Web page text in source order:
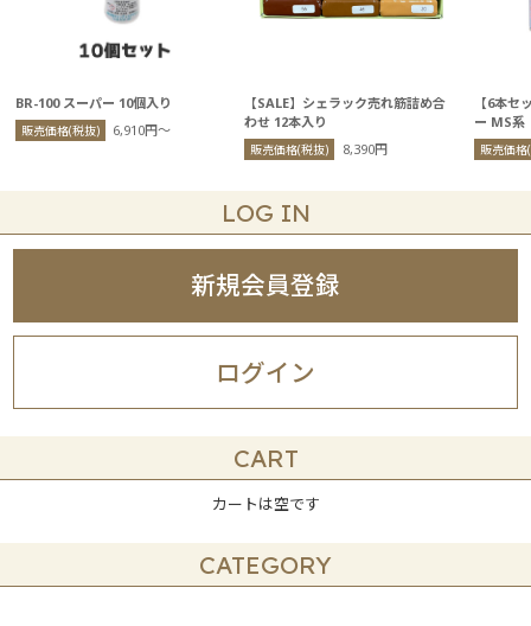
BR-100 スーパー 10個入り
販売価格(税抜) 6,910円〜
【SALE】シェラック売れ筋詰め合
わせ 12本入り
販売価格(税抜) 8,390円
【6本セ
ー MS系
販売価格
LOG IN
ログイン
新規会員登録
CART
カートは空です
CATEGORY